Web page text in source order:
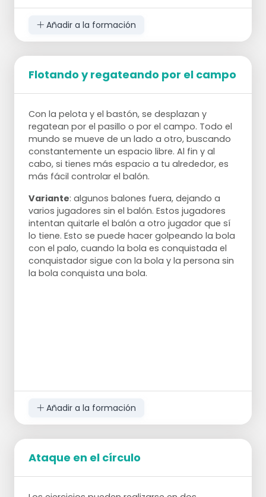
ocupa el lugar de D.
Esta es la forma básica del diamante.
El manipulador y el jugador lateral cambian
constantemente de posición.
En las siguientes variantes, los sentidos de
la carrera y del pase cambian.
Aquí, los jugadores no sólo deben pasar
limpiamente.
concentrados y comunicarse bien entre
ellos.
Aquí también, el declarante debe pasar a
la derecha del jugador lateral (con un
oponente imaginario en la espalda).
Añadir a la formación
Flotando y regateando por el campo
Con la pelota y el bastón, se desplazan y
regatean por el pasillo o por el campo. Todo el
mundo se mueve de un lado a otro, buscando
constantemente un espacio libre. Al fin y al
cabo, si tienes más espacio a tu alrededor, es
más fácil controlar el balón.
Variante: algunos balones fuera, dejando a
varios jugadores sin el balón. Estos jugadores
intentan quitarle el balón a otro jugador que sí
lo tiene. Esto se puede hacer golpeando la bola
con el palo, cuando la bola es conquistada el
conquistador sigue con la bola y la persona sin
la bola conquista una bola.
Añadir a la formación
Ataque en el círculo